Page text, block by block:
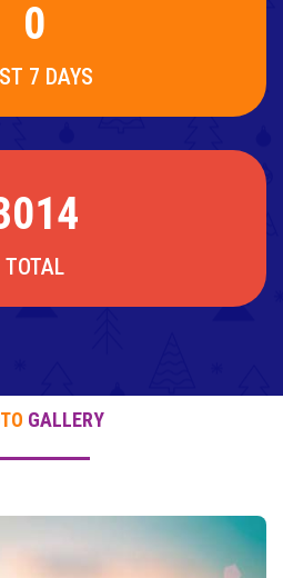
0
7 DAYS
TOTAL
GALLERY